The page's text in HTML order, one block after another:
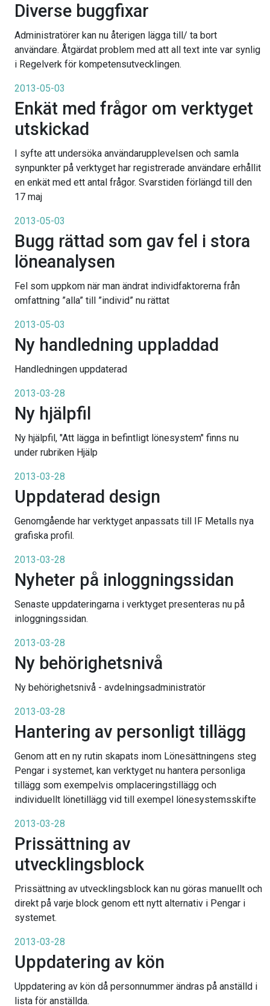
Diverse buggfixar
Administratörer kan nu återigen lägga till/ ta bort
användare. Åtgärdat problem med att all text inte var synlig
i Regelverk för kompetensutvecklingen.
2013-05-03
Enkät med frågor om verktyget
utskickad
I syfte att undersöka användarupplevelsen och samla
synpunkter på verktyget har registrerade användare erhållit
en enkät med ett antal frågor. Svarstiden förlängd till den
17 maj
2013-05-03
Bugg rättad som gav fel i stora
löneanalysen
Fel som uppkom när man ändrat individfaktorerna från
omfattning ”alla” till ”individ” nu rättat
2013-05-03
Ny handledning uppladdad
Handledningen uppdaterad
2013-03-28
Ny hjälpfil
Ny hjälpfil, "Att lägga in befintligt lönesystem" finns nu
under rubriken Hjälp
2013-03-28
Uppdaterad design
Genomgående har verktyget anpassats till IF Metalls nya
grafiska profil.
2013-03-28
Nyheter på inloggningssidan
Senaste uppdateringarna i verktyget presenteras nu på
inloggningssidan.
2013-03-28
Ny behörighetsnivå
Ny behörighetsnivå - avdelningsadministratör
2013-03-28
Hantering av personligt tillägg
Genom att en ny rutin skapats inom Lönesättningens steg
Pengar i systemet, kan verktyget nu hantera personliga
tillägg som exempelvis omplaceringstillägg och
individuellt lönetillägg vid till exempel lönesystemsskifte
2013-03-28
Prissättning av
utvecklingsblock
Prissättning av utvecklingsblock kan nu göras manuellt och
direkt på varje block genom ett nytt alternativ i Pengar i
systemet.
2013-03-28
Uppdatering av kön
Uppdatering av kön då personnummer ändras på anställd i
lista för anställda.